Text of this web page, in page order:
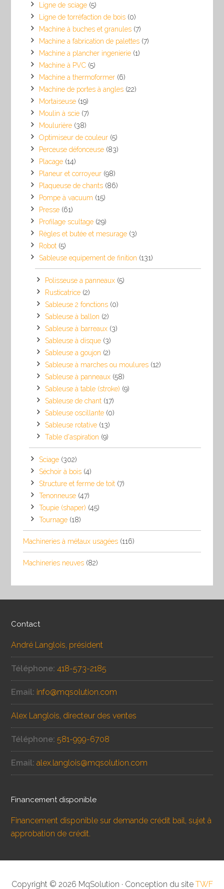
Ligne de sciage (5)
Ligne de torréfaction de bois (0)
Machine à buches et granules (7)
Machine a fabrication de palettes (7)
Machine a plancher ingenierie (1)
Machine à PVC (5)
Machine a thermoformer (6)
Machine de portes à angles (22)
Mortaiseuse (19)
Moulin à scie (7)
Moulurière (38)
Optimiseur de couleur (5)
Perceuse défonceuse (83)
Placage (14)
Planeur et corroyeur (98)
Plaqueuse de chants (86)
Pompe à vacuum (15)
Presse (61)
Profilage scultage (29)
Règles et butée et mesurage (3)
Robot (5)
Sableuse equipement de finition (131)
Polisseuse a panneaux (5)
Rusticatrice (2)
Sableuse 2 fonctions (0)
Sableuse à ballon (2)
Sableuse à barreaux (3)
Sableuse à disque (3)
Sableuse a goujon (2)
Sableuse à marches ou moulures (12)
Sableuse à panneaux (58)
Sableuse à table (stroke) (9)
Sableuse de chant (17)
Sableuse oscillante (0)
Sableuse rotative (13)
Table d'aspiration (9)
Sciage (302)
Séchoir à bois (4)
Structure et ferme de toit (7)
Tenonneuse (47)
Toupie (shaper) (45)
Tournage (18)
Machineries à métaux usagées (116)
Machineries neuves (82)
Contact
André Langlois, président
Téléphone: 418-573-2185
Email: info@mqsolution.com
Alex Langlois, directeur des ventes
Téléphone: 581-999-6708
Email:alex.langlois@mqsolution.com
Financement disponible
Financement disponible sur demande crédit bail, sujet à
approbation de crédit.
Copyright © 2026 MqSolution · Conception du site TWF